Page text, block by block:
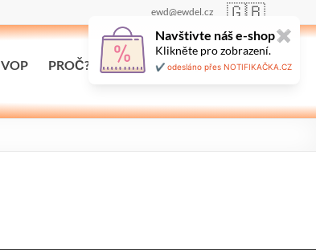
ewd@ewdel.cz 🇬🇧
VOP PROČ? Maloobchodní prodej
Navštivte náš e-shop✖
Klikněte pro zobrazení.
✔️ odesláno přes NOTIFIKAČKA.CZ